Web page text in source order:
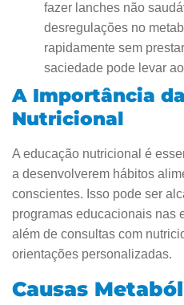
fazer lanches não
desregulações no
rapidamente sem
saciedade pode levar
A Importância
Nutricional
A educação nutricional é
a desenvolverem hábitos
conscientes. Isso pode ser
programas educacionais nas
além de consultas com
orientações personalizadas.
Causas